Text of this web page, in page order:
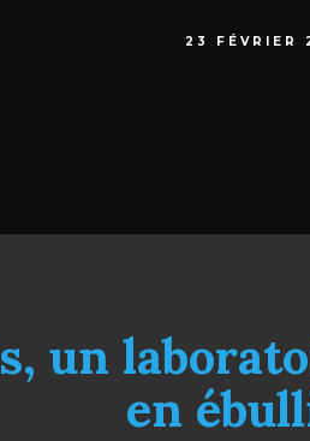
23 FÉVRIER
un
en